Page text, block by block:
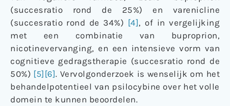
(succesratio rond de 25%) en varenicline
(succesratio rond de 34%) [4], of in vergelijking
met een combinatie van buproprion,
nicotinevervanging, en een intensieve vorm van
cognitieve gedragstherapie (succesratio rond de
50%) [5] [6]. Vervolgonderzoek is wenselijk om het
behandelpotentieel van psilocybine over het volle
domein te kunnen beoordelen.